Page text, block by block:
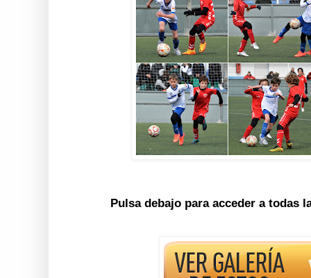
Pulsa debajo para acceder a todas